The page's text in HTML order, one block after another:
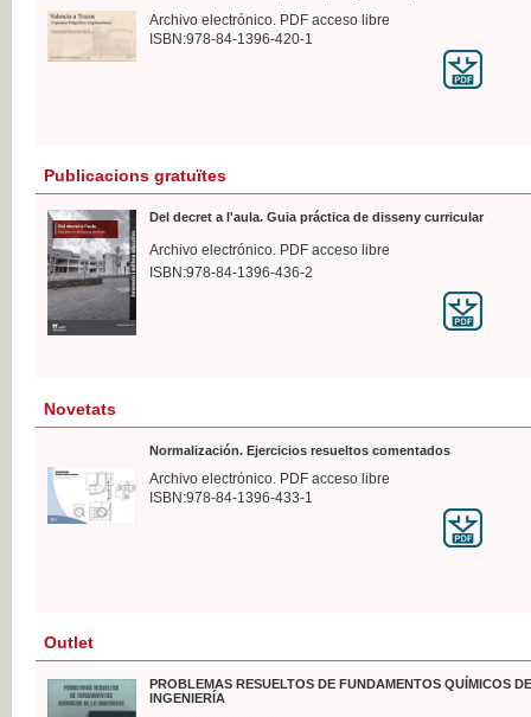
Archivo electrónico. PDF acceso libre
ISBN:978-84-1396-420-1
Publicacions gratuïtes
Del decret a l'aula. Guia práctica de disseny curricular
Archivo electrónico. PDF acceso libre
ISBN:978-84-1396-436-2
Novetats
Normalización. Ejercicios resueltos comentados
Archivo electrónico. PDF acceso libre
ISBN:978-84-1396-433-1
Outlet
PROBLEMAS RESUELTOS DE FUNDAMENTOS QUÍMICOS
INGENIERÍA